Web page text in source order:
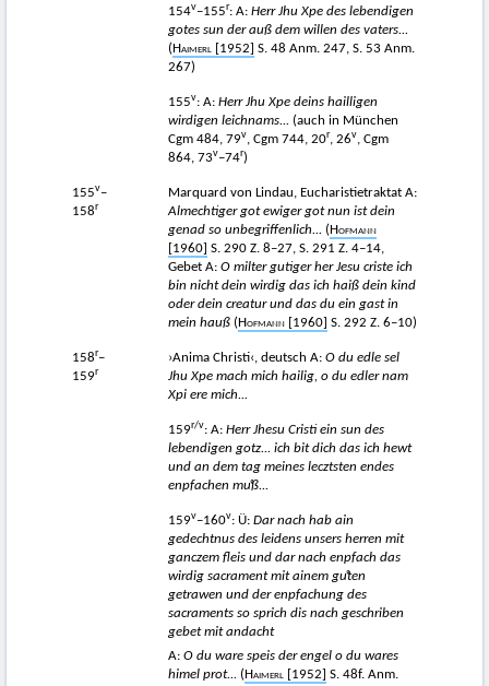
154v–155r: A: Herr Jhu Xpe des lebendigen
gotes sun der auß dem willen des vaters...
( Haimerl [1952]
S. 48 Anm. 247, S. 53 Anm.
267)
155v: A: Herr Jhu Xpe deins hailligen
wirdigen leichnams... (auch in München
Cgm 484, 79v, Cgm 744, 20r, 26v, Cgm
864, 73v–74r)
155v–
158r
Marquard von Lindau, Eucharistietraktat A:
Almechtiger got ewiger got nun ist dein
genad so unbegriffenlich... ( Hofmann
[1960] S. 290 Z. 8–27, S. 291 Z. 4–14,
Gebet A: O milter gutiger her Jesu criste ich
bin nicht dein wirdig das ich haiß dein kind
oder dein creatur und das du ein gast in
mein hauß ( Hofmann [1960] S. 292 Z. 6–10)
158r–
159r
›Anima Christi‹, deutsch A: O du edle sel
Jhu Xpe mach mich hailig, o du edler nam
Xpi ere mich...
159r/v: A: Herr Jhesu Cristi ein sun des
lebendigen gotz... ich bit dich das ich hewt
und an dem tag meines lecztsten endes
enpfachen muͦß...
159v–160v: Ü: Dar nach hab ain
gedechtnus des leidens unsers herren mit
ganczem fleis und dar nach enpfach das
wirdig sacrament mit ainem guͦten
getrawen und der enpfachung des
sacraments so sprich dis nach geschriben
gebet mit andacht
A: O du ware speis der engel o du wares
himel prot... ( Haimerl [1952]
S. 48f. Anm.